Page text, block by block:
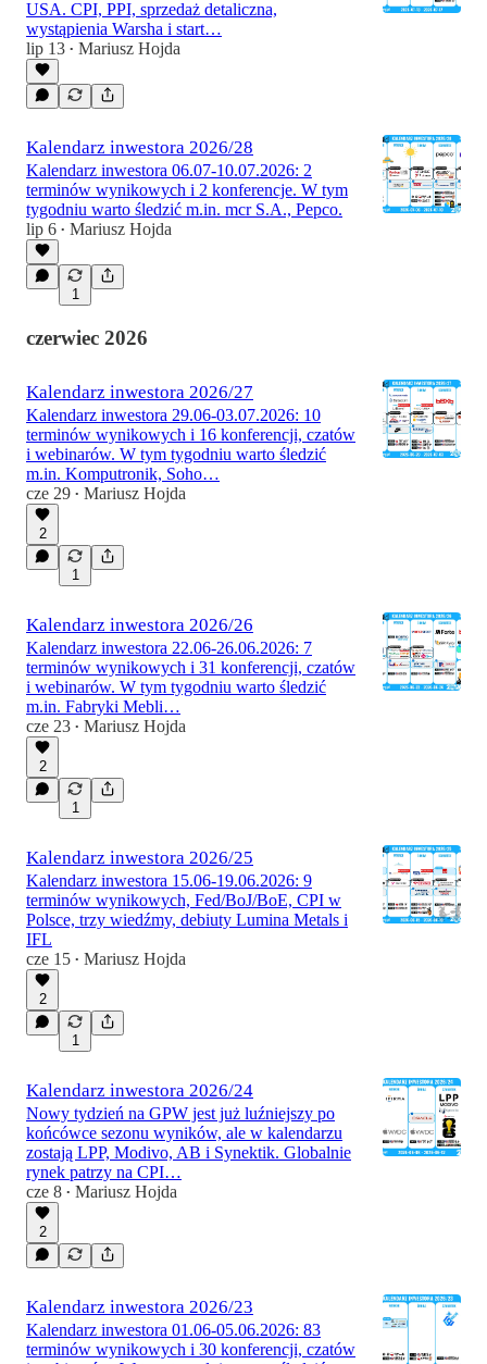
USA. CPI, PPI, sprzedaż detaliczna,
wystąpienia Warsha i start…
lip 13 • Mariusz Hojda
Kalendarz inwestora 2026/28
Kalendarz inwestora 06.07-10.07.2026: 2
terminów wynikowych i 2 konferencje. W tym
tygodniu warto śledzić m.in. mcr S.A., Pepco.
lip 6 • Mariusz Hojda
1
czerwiec 2026
Kalendarz inwestora 2026/27
Kalendarz inwestora 29.06-03.07.2026: 10
terminów wynikowych i 16 konferencji, czatów
i webinarów. W tym tygodniu warto śledzić
m.in. Komputronik, Soho…
cze 29 • Mariusz Hojda
2
1
Kalendarz inwestora 2026/26
Kalendarz inwestora 22.06-26.06.2026: 7
terminów wynikowych i 31 konferencji, czatów
i webinarów. W tym tygodniu warto śledzić
m.in. Fabryki Mebli…
cze 23 • Mariusz Hojda
2
1
Kalendarz inwestora 2026/25
Kalendarz inwestora 15.06-19.06.2026: 9
terminów wynikowych, Fed/BoJ/BoE, CPI w
Polsce, trzy wiedźmy, debiuty Lumina Metals i
IFL
cze 15 • Mariusz Hojda
2
1
Kalendarz inwestora 2026/24
Nowy tydzień na GPW jest już luźniejszy po
końcówce sezonu wyników, ale w kalendarzu
zostają LPP, Modivo, AB i Synektik. Globalnie
rynek patrzy na CPI…
cze 8 • Mariusz Hojda
2
Kalendarz inwestora 2026/23
Kalendarz inwestora 01.06-05.06.2026: 83
terminów wynikowych i 30 konferencji, czatów